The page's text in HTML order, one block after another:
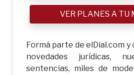
VER PLANES A TU
Formá parte de elDial.com
novedades jurídicas,
sentencias, miles de